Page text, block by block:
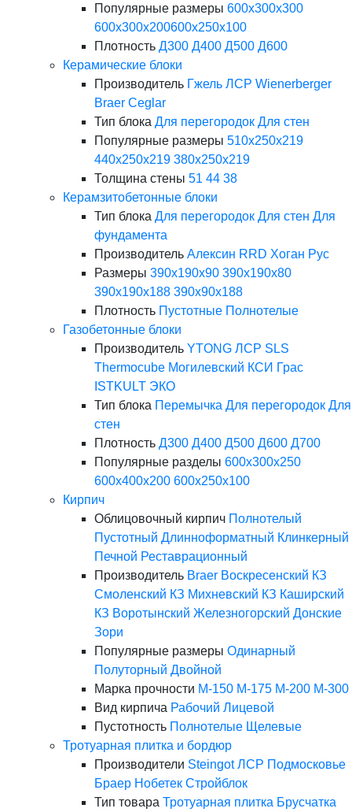
Популярные размеры 600х300х300
600х300х200600х250х100
Плотность Д300 Д400 Д500 Д600
Керамические блоки
Производитель Гжель ЛСР Wienerberger
Braer Ceglar
Тип блока Для перегородок Для стен
Популярные размеры 510х250х219
440х250х219 380х250х219
Толщина стены 51 44 38
Керамзитобетонные блоки
Тип блока Для перегородок Для стен Для
фундамента
Производитель Алексин RRD Хоган Рус
Размеры 390х190х90 390х190х80
390х190х188 390х90х188
Плотность Пустотные Полнотелые
Газобетонные блоки
Производитель YTONG ЛСР SLS
Thermocube Могилевский КСИ Грас
ISTKULT ЭКО
Тип блока Перемычка Для перегородок Для
стен
Плотность Д300 Д400 Д500 Д600 Д700
Популярные разделы 600х300х250
600х400х200 600х250х100
Кирпич
Облицовочный кирпич Полнотелый
Пустотный Длинноформатный Клинкерный
Печной Реставрационный
Производитель Braer Воскресенский КЗ
Смоленский КЗ Михневский КЗ Каширский
КЗ Воротынский Железногорский Донские
Зори
Популярные размеры Одинарный
Полуторный Двойной
Марка прочности М-150 М-175 М-200 М-300
Вид кирпича Рабочий Лицевой
Пустотность Полнотелые Щелевые
Тротуарная плитка и бордюр
Производители Steingot ЛСР Подмосковье
Браер Нобетек Стройблок
Тип товара Тротуарная плитка Брусчатка